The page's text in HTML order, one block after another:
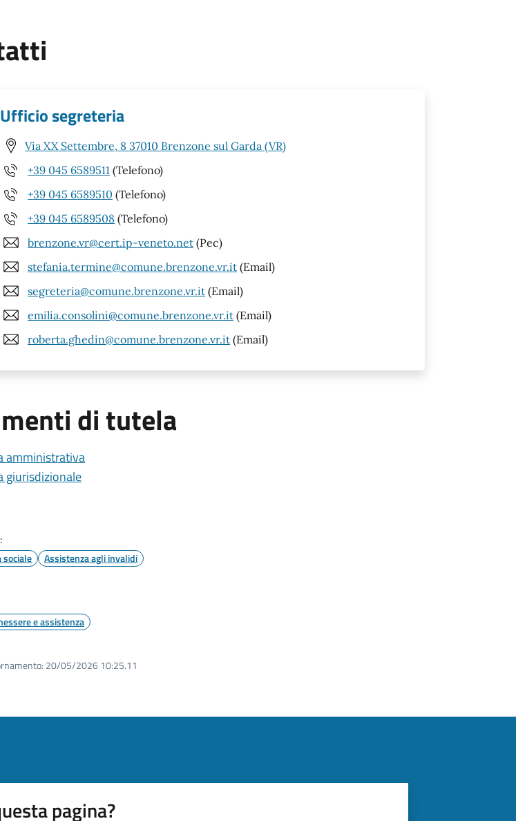
Ufficio segreteria
Via XX Settembre, 8 37010 Brenzone sul Garda (VR)
+39 045 6589511 (Telefono)
+39 045 6589510 (Telefono)
+39 045 6589508 (Telefono)
brenzone.vr@cert.ip-veneto.net (Pec)
stefania.termine@comune.brenzone.vr.it (Email)
segreteria@comune.brenzone.vr.it (Email)
emilia.consolini@comune.brenzone.vr.it (Email)
roberta.ghedin@comune.brenzone.vr.it (Email)
di tutela
amministrativa
giurisdizionale
sociale Assistenza agli invalidi
e assistenza
20/05/2026 10:25.11
pagina?